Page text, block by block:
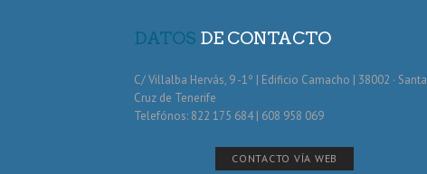
DATOS DE CONTACTO
C/ Villalba Hervás, 9 -1º | Edificio Camacho | 38002 · Santa
Cruz de Tenerife
Telefónos: 822 175 684 | 608 958 069
CONTACTO VÍA WEB